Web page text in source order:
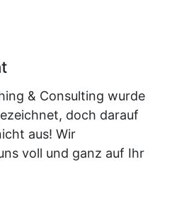
& Consulting wurde
doch darauf
aus! Wir
voll und ganz auf Ihr